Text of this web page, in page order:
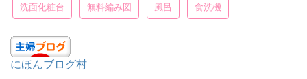
洗面化粧台 無料編み図 風呂 食洗機
にほんブログ村